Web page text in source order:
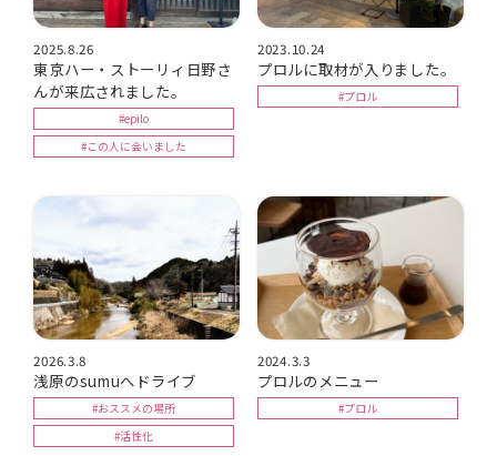
2025.8.26
東京ハー・ストーリィ日野さ
んが来広されました。
#epilo
#この人に会いました
2023.10.24
プロルに取材が入りました。
#プロル
2026.3.8
浅原のsumuへドライブ
#おススメの場所
#活性化
2024.3.3
プロルのメニュー
#プロル